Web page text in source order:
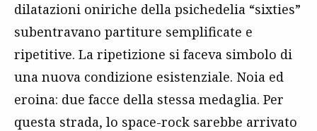
dilatazioni oniriche della psichedelia “sixties”
subentravano partiture semplificate e
ripetitive. La ripetizione si faceva simbolo di
una nuova condizione esistenziale. Noia ed
eroina: due facce della stessa medaglia. Per
questa strada, lo space-rock sarebbe arrivato